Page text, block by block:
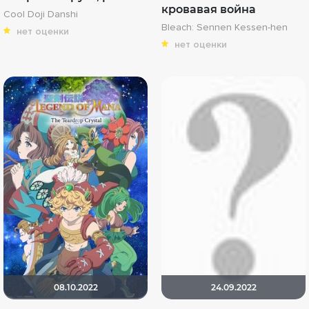
Cool Doji Danshi
нет оценки
кровавая война
Bleach: Sennen Kessen-hen
нет оценки
08.10.2022 24.09.2022